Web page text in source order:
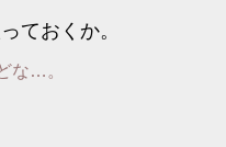
ておくか。
な…。